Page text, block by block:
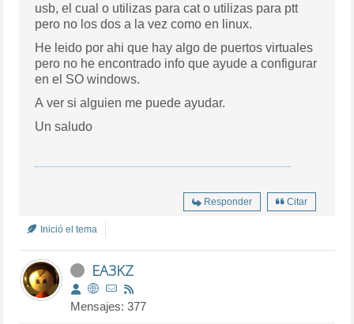
usb, el cual o utilizas para cat o utilizas para ptt
pero no los dos a la vez como en linux.
He leido por ahi que hay algo de puertos virtuales
pero no he encontrado info que ayude a configurar
en el SO windows.
A ver si alguien me puede ayudar.
Un saludo
Responder Citar
Inició el tema
EA3KZ
Mensajes: 377